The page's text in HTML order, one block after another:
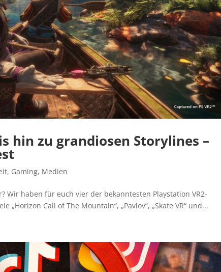
hin zu grandiosen Storylines –
, Gaming, Medien
Wir haben für euch vier der bekanntesten Playstation VR2-
Call of The Mountain“, „Pavlov“, „Skate VR“ und...